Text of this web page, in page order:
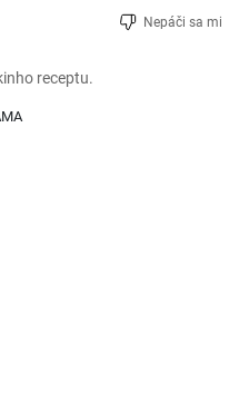
Nepáči sa mi
receptu.